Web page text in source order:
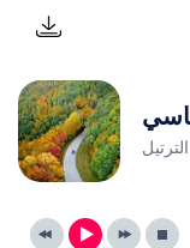
الترتيل